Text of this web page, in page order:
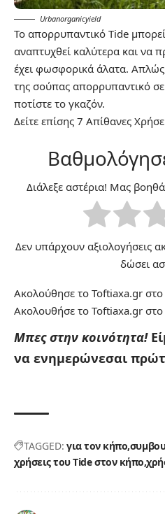
Urbanorganicyield
Το απορρυπαντικό Tide
αναπτυχθεί καλύτερα και να
έχει φωσφορικά άλατα.
της σούπας απορρυπαντικό
ποτίστε το γκαζόν.
Δείτε επίσης 7 Απίθανες
Διάλεξε αστέρια! Μας
Δεν υπάρχουν αξιολογήσεις
δώσει
Ακολούθησε το Toftiaxa.gr στο
Ακολουθήσε το Toftiaxa.gr στο
Μπες στην κοινότητα!
να ενημερώνεσαι
TAGGED: για τον κήπο
χρήσεις του Tide στον κήπο